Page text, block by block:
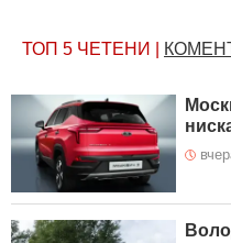
ТОП 5 ЧЕТЕНИ